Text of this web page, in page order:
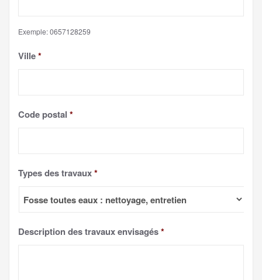
Exemple: 0657128259
Ville*
Code postal *
Types des travaux*
Description des travaux envisagés*